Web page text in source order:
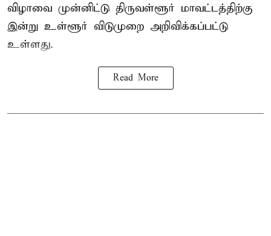
விழாவை முன்னிட்டு திருவள்ளூர் மாவட்டத்திற்கு
இன்று உள்ளூர் விடுமுறை அறிவிக்கப்பட்டு
உள்ளது.
Read More